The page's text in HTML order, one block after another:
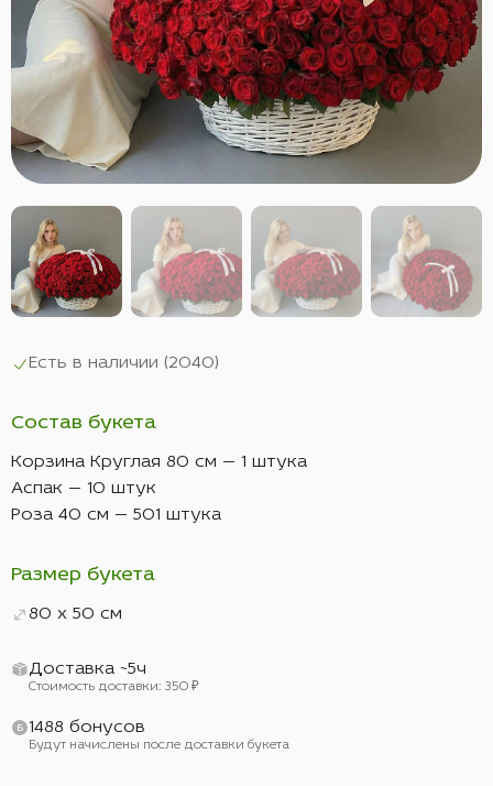
Есть в наличии (2040)
Состав букета
Корзина Круглая 80 см — 1 штука
Аспак — 10 штук
Роза 40 см — 501 штука
Размер букета
80 x 50 см
Доставка ~5ч
Стоимость доставки: 350 ₽
1488 бонусов
Будут начислены после доставки букета